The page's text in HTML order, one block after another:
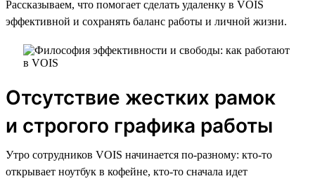
Рассказываем, что помогает сделать удаленку в VOIS
эффективной и сохранять баланс работы и личной жизни.
Отсутствие жестких рамок
и строгого графика работы
Утро сотрудников VOIS начинается по-разному: кто-то
открывает ноутбук в кофейне, кто-то сначала идет